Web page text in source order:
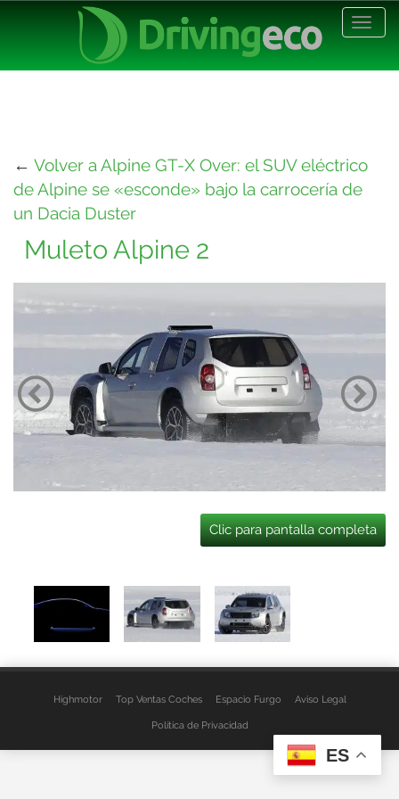
← Volver a Alpine GT-X Over: el SUV eléctrico
de Alpine se «esconde» bajo la carrocería de
un Dacia Duster
Muleto Alpine 2
Clic para pantalla completa
Highmotor Top Ventas Coches Espacio Furgo Aviso Legal
Política de Privacidad
ES